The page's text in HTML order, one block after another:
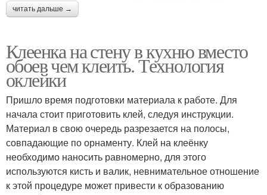
читать дальше →
Клеенка на стену в кухню вместо
обоев чем клеить. Технология
оклейки
Пришло время подготовки материала к работе. Для
начала стоит приготовить клей, следуя инструкции.
Материал в свою очередь разрезается на полосы,
совпадающие по орнаменту. Клей на клеёнку
необходимо наносить равномерно, для этого
используются кисть и валик, невнимательное отношение
к этой процедуре может привести к образованию